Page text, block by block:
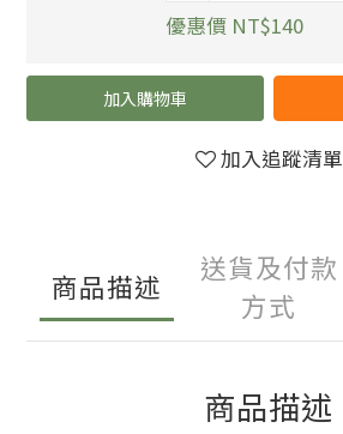
優惠價 NT$140
加入購物車
加入追蹤清單
商品描述
送貨及付款
方式
商品描述